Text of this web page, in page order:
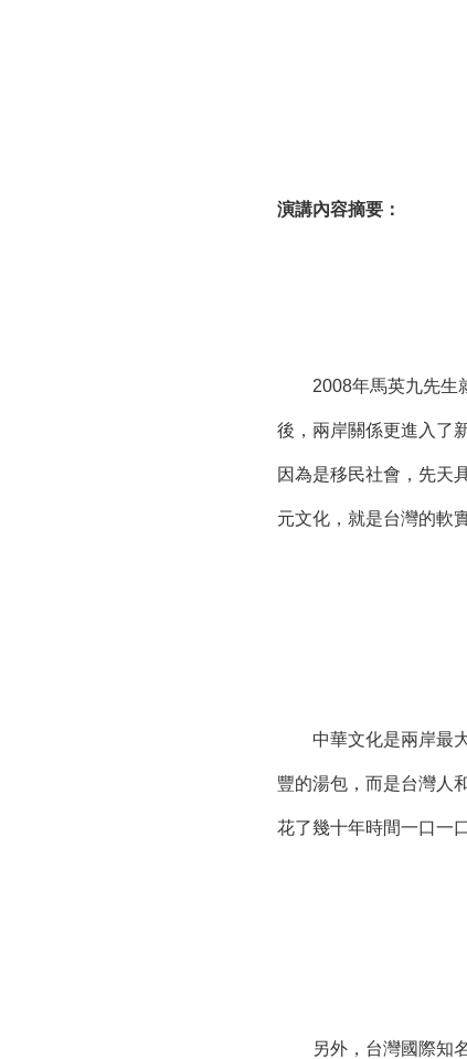
演講內容摘要：
2008年馬英九先生就
後，兩岸關係更進入了
因為是移民社會，先天
元文化，就是台灣的軟
中華文化是兩岸最大
豐的湯包，而是台灣人
花了幾十年時間一口一
另外，台灣國際知名